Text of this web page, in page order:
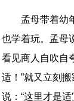
孟母带着幼
也学着玩。孟母
看见商人自吹自
适！”就又立刻
说：“这里才是